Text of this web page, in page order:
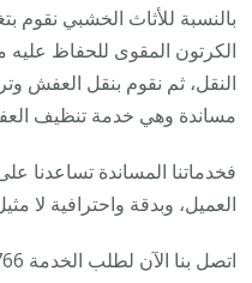
بالنسبة للأثاث الخشبي
الكرتون المقوى للحفاظ
النقل، ثم نقوم بنقل العفش
مساندة وهي خدمة تنظيف
فخدماتنا المساندة تساعدنا
العميل، وبدقة واحترافية لا
اتصل بنا الآن لطلب الخدمة 50993766.